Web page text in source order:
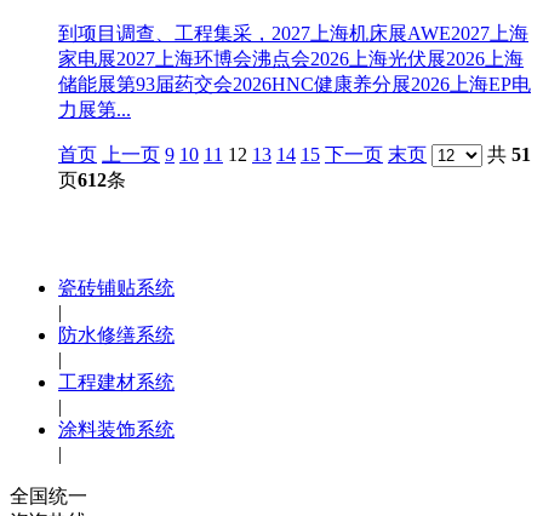
到项目调查、工程集采，2027上海机床展AWE2027上海
家电展2027上海环博会沸点会2026上海光伏展2026上海
储能展第93届药交会2026HNC健康养分展2026上海EP电
力展第...
首页 上一页 9 10 11 12 13 14 15 下一页 末页 共 51
页612条
瓷砖铺贴系统
|
防水修缮系统
|
工程建材系统
|
涂料装饰系统
|
全国统一